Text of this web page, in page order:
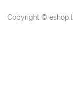
Copyright ©